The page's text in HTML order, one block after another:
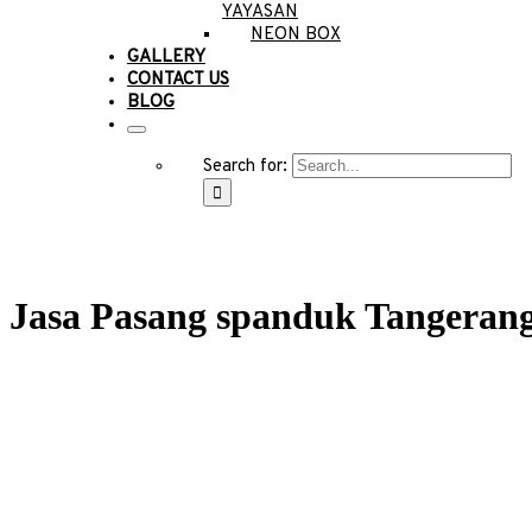
YAYASAN
NEON BOX
GALLERY
CONTACT US
BLOG
Search for:
Jasa Pasang spanduk